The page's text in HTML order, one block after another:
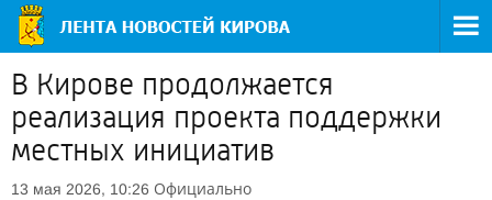
В Кирове продолжается
реализация проекта поддержки
местных инициатив
13 мая 2026, 10:26 Официально